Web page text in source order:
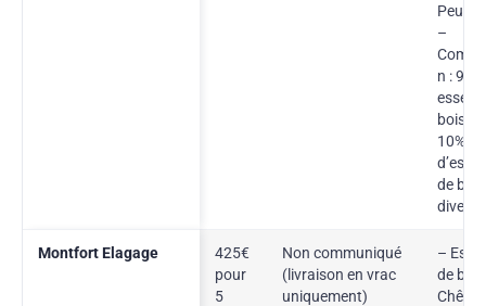
–
n : 90%
bois
10%
de bois
divers
Montfort Elagage
425€
pour
5
Non communiqué
(livraison en vrac
uniquement)
–
de
Chêne,